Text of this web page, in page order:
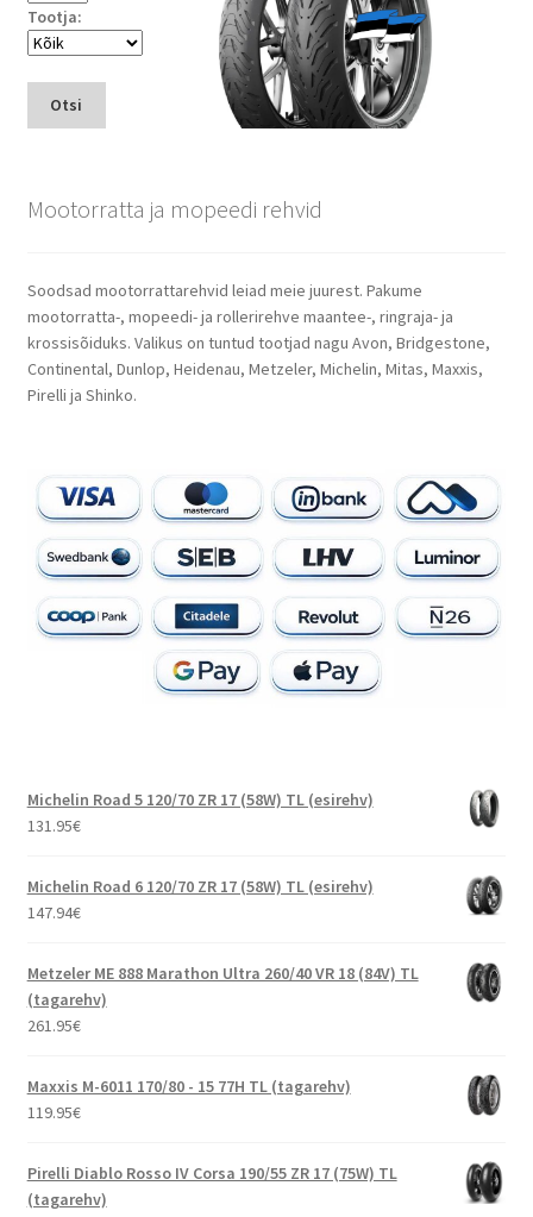
Tootja:
Otsi
Mootorratta ja mopeedi rehvid
Soodsad mootorrattarehvid leiad meie juurest. Pakume
mootorratta-, mopeedi- ja rollerirehve maantee-, ringraja- ja
krossisõiduks. Valikus on tuntud tootjad nagu Avon, Bridgestone,
Continental, Dunlop, Heidenau, Metzeler, Michelin, Mitas, Maxxis,
Pirelli ja Shinko.
Michelin Road 5 120/70 ZR 17 (58W) TL (esirehv)
131.95€
Michelin Road 6 120/70 ZR 17 (58W) TL (esirehv)
147.94€
Metzeler ME 888 Marathon Ultra 260/40 VR 18 (84V) TL
(tagarehv)
261.95€
Maxxis M-6011 170/80 - 15 77H TL (tagarehv)
119.95€
Pirelli Diablo Rosso IV Corsa 190/55 ZR 17 (75W) TL
(tagarehv)